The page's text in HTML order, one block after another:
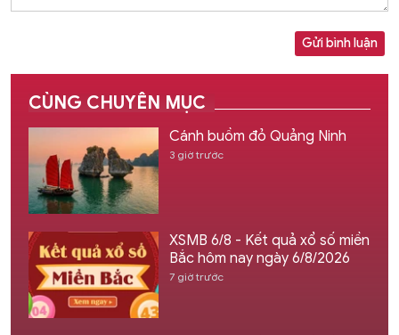
Gửi bình luận
CÙNG CHUYÊN MỤC
Cánh buồm đỏ Quảng Ninh
3 giờ trước
XSMB 6/8 - Kết quả xổ số miền
Bắc hôm nay ngày 6/8/2026
7 giờ trước